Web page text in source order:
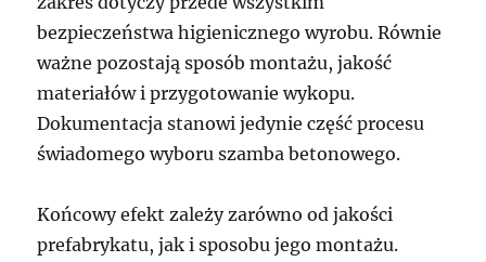
bezpieczeństwa higienicznego wyrobu. Równie
ważne pozostają sposób montażu, jakość
materiałów i przygotowanie wykopu.
Dokumentacja stanowi jedynie część procesu
świadomego wyboru szamba betonowego.
Końcowy efekt zależy zarówno od jakości
prefabrykatu, jak i sposobu jego montażu.